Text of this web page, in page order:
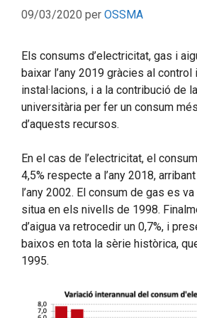
09/03/2020 per OSSMA
Els consums d’electricitat, gas i
baixar l’any 2019 gràcies al
instal·lacions, i a la contribució de
universitària per fer un consum
d’aquests recursos.
En el cas de l’electricitat, el
4,5% respecte a l’any 2018,
l’any 2002. El consum de gas es
situa en els nivells de 1998.
d’aigua va retrocedir un 0,7%, i
baixos en tota la sèrie històrica,
1995.